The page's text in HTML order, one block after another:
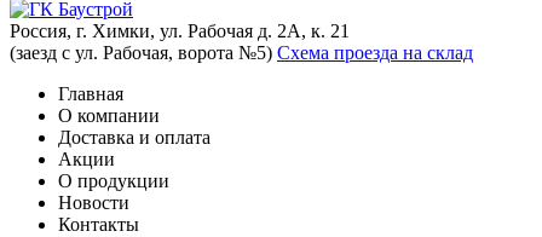
Россия, г. Химки, ул. Рабочая д. 2А, к. 21
(заезд с ул. Рабочая, ворота №5) Схема проезда на склад
Главная
О компании
Доставка и оплата
Акции
О продукции
Новости
Контакты